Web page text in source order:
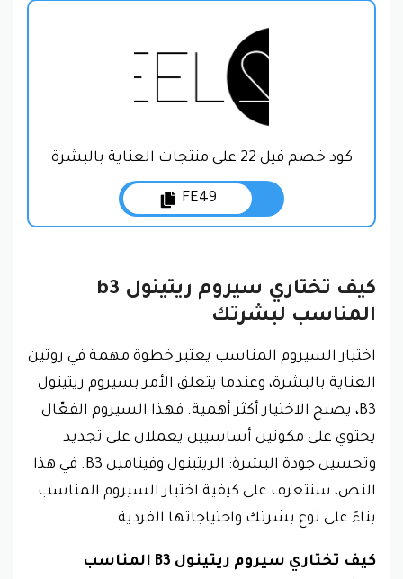
كود خصم فيل 22 على منتجات العناية بالبشرة
FE49
كيف تختاري سيروم ريتينول b3
المناسب لبشرتك
اختيار السيروم المناسب يعتبر خطوة مهمة في روتين
العناية بالبشرة، وعندما يتعلق الأمر بسيروم ريتينول
B3، يصبح الاختيار أكثر أهمية. فهذا السيروم الفعّال
يحتوي على مكونين أساسيين يعملان على تجديد
وتحسين جودة البشرة: الريتينول وفيتامين B3. في هذا
النص، سنتعرف على كيفية اختيار السيروم المناسب
بناءً على نوع بشرتك واحتياجاتها الفردية.
كيف تختاري سيروم ريتينول B3 المناسب